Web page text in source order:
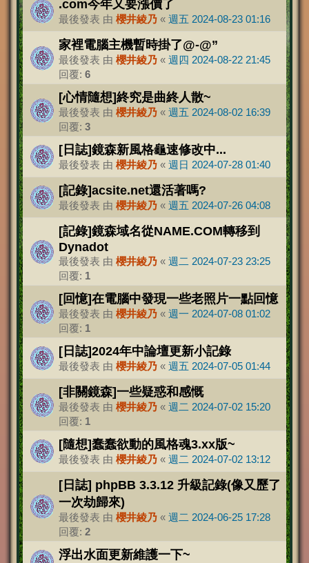
.com今年又要漲價了
最後發表 由 櫻井綾乃 « 週五 2024-08-23 01:16
家裡電腦主機暫時掛了@-@”
最後發表 由 櫻井綾乃 « 週四 2024-08-22 21:45
回覆: 6
[心情隨想]終究是曲終人散~
最後發表 由 櫻井綾乃 « 週五 2024-08-02 16:39
回覆: 3
[日誌]鏡森新風格龜速修改中...
最後發表 由 櫻井綾乃 « 週日 2024-07-28 01:40
[記錄]acsite.net還活著嗎?
最後發表 由 櫻井綾乃 « 週五 2024-07-26 04:08
[記錄]鏡森域名從NAME.COM轉移到
Dynadot
最後發表 由 櫻井綾乃 « 週二 2024-07-23 23:25
回覆: 1
[回憶]在電腦中發現一些老照片一點回憶
最後發表 由 櫻井綾乃 « 週一 2024-07-08 01:02
回覆: 1
[日誌]2024年中論壇更新小記錄
最後發表 由 櫻井綾乃 « 週五 2024-07-05 01:44
[非關鏡森]一些疑惑和感慨
最後發表 由 櫻井綾乃 « 週二 2024-07-02 15:20
回覆: 1
[隨想]蠢蠢欲動的風格魂3.xx版~
最後發表 由 櫻井綾乃 « 週二 2024-07-02 13:12
[日誌] phpBB 3.3.12 升級記錄(像又歷了
一次劫歸來)
最後發表 由 櫻井綾乃 « 週二 2024-06-25 17:28
回覆: 2
浮出水面更新維護一下~